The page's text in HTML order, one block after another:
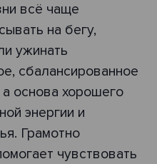
всё чаще
на бегу,
ужинать
сбалансированное
основа хорошего
энергии и
Грамотно
чувствовать